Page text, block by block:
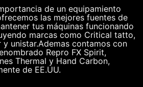
de un equipamiento
las mejores fuentes de
tus máquinas funcionando
marcas como Critical tatto,
y unistar.Ademas contamos con
Repro FX Spirit,
Thermal y Hand Carbon,
de EE.UU.